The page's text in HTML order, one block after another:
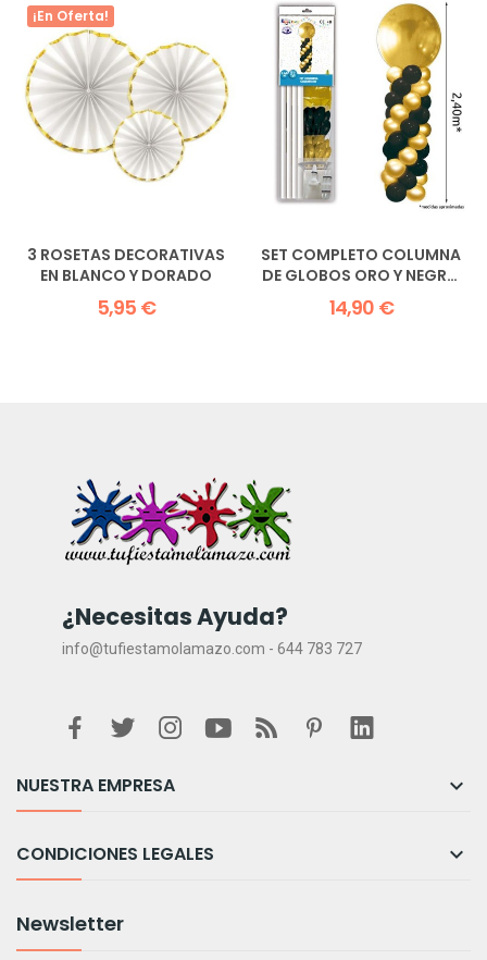
¡En Oferta!
3 ROSETAS DECORATIVAS
EN BLANCO Y DORADO
5,95 €
SET COMPLETO COLUMNA
DE GLOBOS ORO Y NEGRO
2,40M
14,90 €
¿Necesitas Ayuda?
info@tufiestamolamazo.com - 644 783 727
NUESTRA EMPRESA 
CONDICIONES LEGALES 
Newsletter